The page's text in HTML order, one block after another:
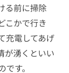
る前に掃除
こかで行き
充電してあげ
が湧くといい
す。